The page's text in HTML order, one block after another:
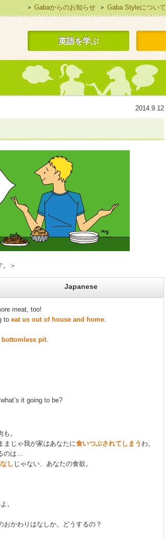
Gabaからのお知らせ Gaba Styleについて
英語学習 英語を学ぶ
2014.9.12
。＞
Japanese
meat, too!
to eat us out of house and home.
bottomless pit.
it going to be?
。
まじゃ我が家はあなたに食いつぶされてしまう わ。
のは…
し じゃない、あなたの食欲。
。
おかわりはなしか。どうするの？